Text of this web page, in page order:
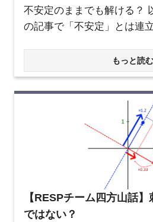
不安定のままでも解ける？
の記事で「不安定」とは連
もっと読む
【RESPチーム四方山話
ではない？